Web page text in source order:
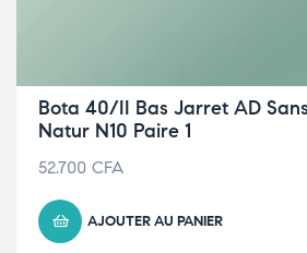
Bota 40/II Bas Jarret AD
Natur N10 Paire 1
52.700 CFA
AJOUTER AU PANIER